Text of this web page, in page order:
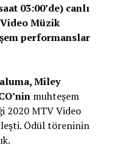
03:00’de) canlı
Müzik
performanslar
Miley
muhteşem
2020 MTV Video
Ödül töreninin